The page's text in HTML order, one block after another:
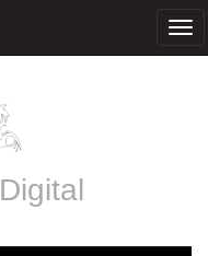
Digital